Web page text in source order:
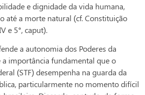
e dignidade da vida humana,
até a morte natural (cf. Constituição
e 5°, caput).
a autonomia dos Poderes da
a importância fundamental que o
(STF) desempenha na guarda da
particularmente no momento difícil